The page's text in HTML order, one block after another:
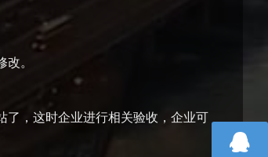
。
，这时企业进行相关验收，企业可